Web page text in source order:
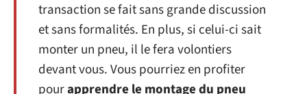
transaction se fait sans grande discussion
et sans formalités. En plus, si celui-ci sait
monter un pneu, il le fera volontiers
devant vous. Vous pourriez en profiter
pourapprendre le montage du pneu